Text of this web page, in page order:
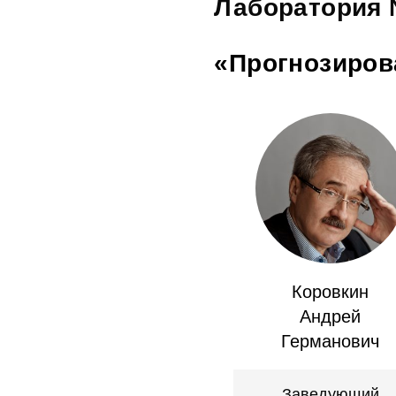
Коровкин
Андрей
Германович